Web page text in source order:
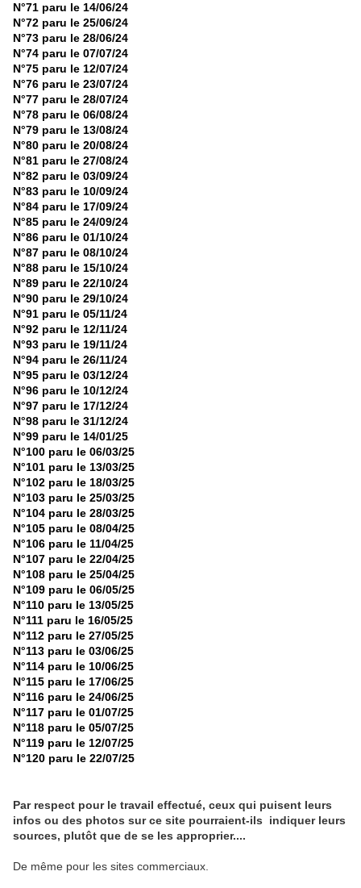
N°71 paru le 14/06/24
N°72 paru le 25/06/24
N°73 paru le 28/06/24
N°74 paru le 07/07/24
N°75 paru le 12/07/24
N°76 paru le 23/07/24
N°77 paru le 28/07/24
N°78 paru le 06/08/24
N°79 paru le 13/08/24
N°80 paru le 20/08/24
N°81 paru le 27/08/24
N°82 paru le 03/09/24
N°83 paru le 10/09/24
N°84 paru le 17/09/24
N°85 paru le 24/09/24
N°86 paru le 01/10/24
N°87 paru le 08/10/24
N°88 paru le 15/10/24
N°89 paru le 22/10/24
N°90 paru le 29/10/24
N°91 paru le 05/11/24
N°92 paru le 12/11/24
N°93 paru le 19/11/24
N°94 paru le 26/11/24
N°95 paru le 03/12/24
N°96 paru le 10/12/24
N°97 paru le 17/12/24
N°98 paru le 31/12/24
N°99 paru le 14/01/25
N°100 paru le 06/03/25
N°101 paru le 13/03/25
N°102 paru le 18/03/25
N°103 paru le 25/03/25
N°104 paru le 28/03/25
N°105 paru le 08/04/25
N°106 paru le 11/04/25
N°107 paru le 22/04/25
N°108 paru le 25/04/25
N°109 paru le 06/05/25
N°110 paru le 13/05/25
N°111 paru le 16/05/25
N°112 paru le 27/05/25
N°113 paru le 03/06/25
N°114 paru le 10/06/25
N°115 paru le 17/06/25
N°116 paru le 24/06/25
N°117 paru le 01/07/25
N°118 paru le 05/07/25
N°119 paru le 12/07/25
N°120 paru le 22/07/25
Par respect pour le travail effectué, ceux qui puisent leurs
infos ou des photos sur ce site pourraient-ils indiquer leurs
sources, plutôt que de se les approprier....
De même pour les sites commerciaux.